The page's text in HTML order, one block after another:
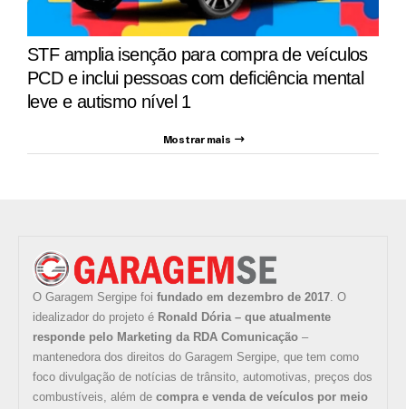
STF amplia isenção para compra de veículos
PCD e inclui pessoas com deficiência mental
leve e autismo nível 1
Mostrar mais
O Garagem Sergipe foi fundado em dezembro de 2017. O
idealizador do projeto é Ronald Dória – que atualmente
responde pelo Marketing da RDA Comunicação –
mantenedora dos direitos do Garagem Sergipe, que tem como
foco divulgação de notícias de trânsito, automotivas, preços dos
combustíveis, além de compra e venda de veículos por meio